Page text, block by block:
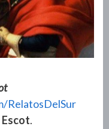
RelatosDelSur
.